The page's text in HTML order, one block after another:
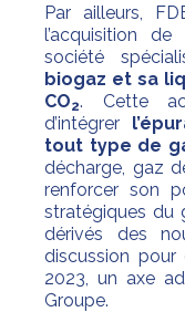
Par ailleurs,
l’acquisition
société
biogaz et sa
CO2. Cette
d’intégrer
tout type de
décharge, gaz
renforcer son
stratégiques du
dérivés des
discussion
2023, un axe
Groupe.